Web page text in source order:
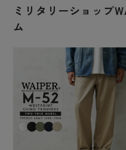
ミリタリーショップ
ム